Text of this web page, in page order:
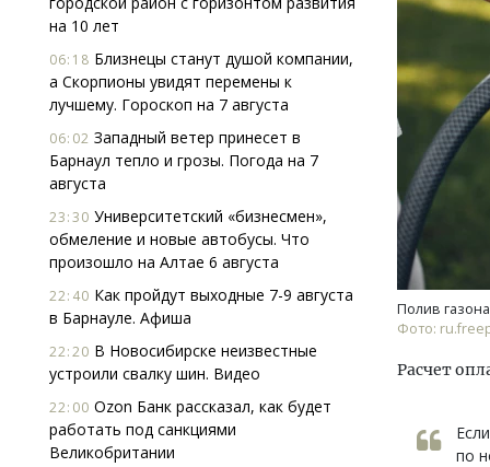
на 10 лет
06:18 Близнецы станут душой компании,
а Скорпионы увидят перемены к
лучшему. Гороскоп на 7 августа
06:02 Западный ветер принесет в
Барнаул тепло и грозы. Погода на 7
августа
23:30 Университетский «бизнесмен»,
обмеление и новые автобусы. Что
произошло на Алтае 6 августа
22:40 Как пройдут выходные 7-9 августа
в Барнауле. Афиша
22:20 В Новосибирске неизвестные
устроили свалку шин. Видео
22:00 Ozon Банк рассказал, как будет
работать под санкциями
Великобритании
Полив
Фото:
Расчет
по